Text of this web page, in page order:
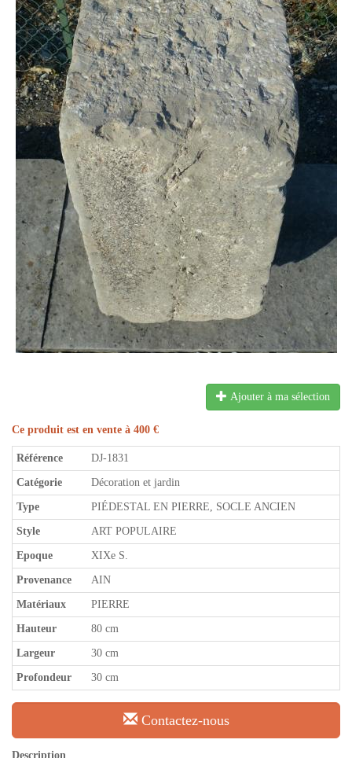
Ajouter à ma sélection
Ce produit est en vente à 400 €
Référence DJ-1831
Catégorie Décoration et jardin
Type PIÉDESTAL EN PIERRE, SOCLE ANCIEN
Style ART POPULAIRE
Epoque XIXe S.
Provenance AIN
Matériaux PIERRE
Hauteur 80 cm
Largeur 30 cm
Profondeur 30 cm
Contactez-nous
Description